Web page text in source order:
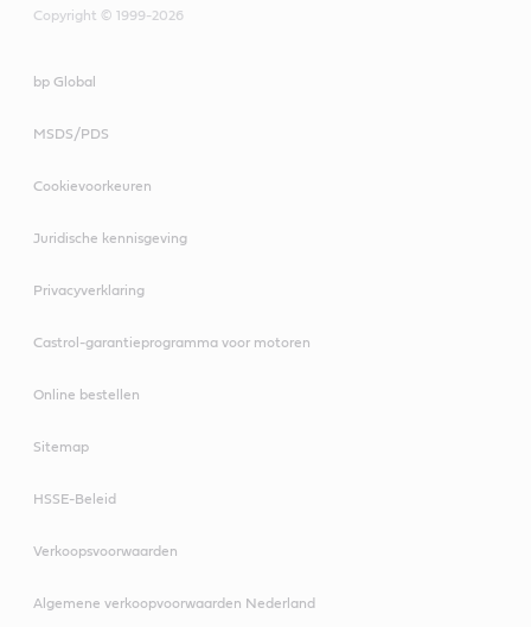
Copyright © 1999-2026
bp Global
MSDS/PDS
Cookievoorkeuren
Juridische kennisgeving
Privacyverklaring
Castrol-garantieprogramma voor motoren
Online bestellen
Sitemap
HSSE-Beleid
Verkoopsvoorwaarden
Algemene verkoopvoorwaarden Nederland